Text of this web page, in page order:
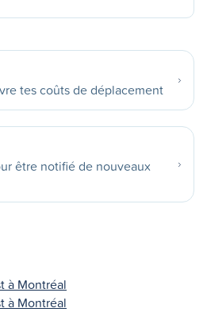
tes coûts de déplacement
être notifié de nouveaux
à Montréal
à Montréal